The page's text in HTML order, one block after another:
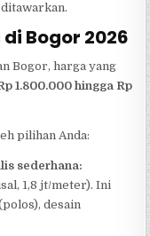
Bogor 2026
Bogor, harga yang
1.800.000 hingga Rp
pilihan Anda:
sederhana:
1,8 jt/meter). Ini
desain